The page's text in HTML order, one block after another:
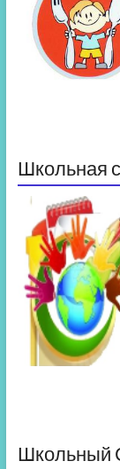
Школьная
Школьный